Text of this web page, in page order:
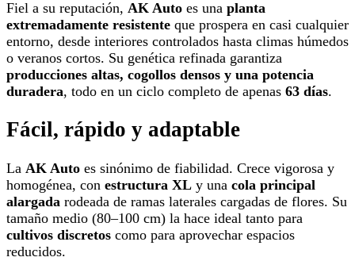
Fiel a su reputación, AK Auto es una planta
extremadamente resistente que prospera en casi cualquier
entorno, desde interiores controlados hasta climas húmedos
o veranos cortos. Su genética refinada garantiza
producciones altas, cogollos densos y una potencia
duradera, todo en un ciclo completo de apenas 63 días.
Fácil, rápido y adaptable
La AK Auto es sinónimo de fiabilidad. Crece vigorosa y
homogénea, con estructura XL y una cola principal
alargada rodeada de ramas laterales cargadas de flores. Su
tamaño medio (80–100 cm) la hace ideal tanto para
cultivos discretos como para aprovechar espacios
reducidos.